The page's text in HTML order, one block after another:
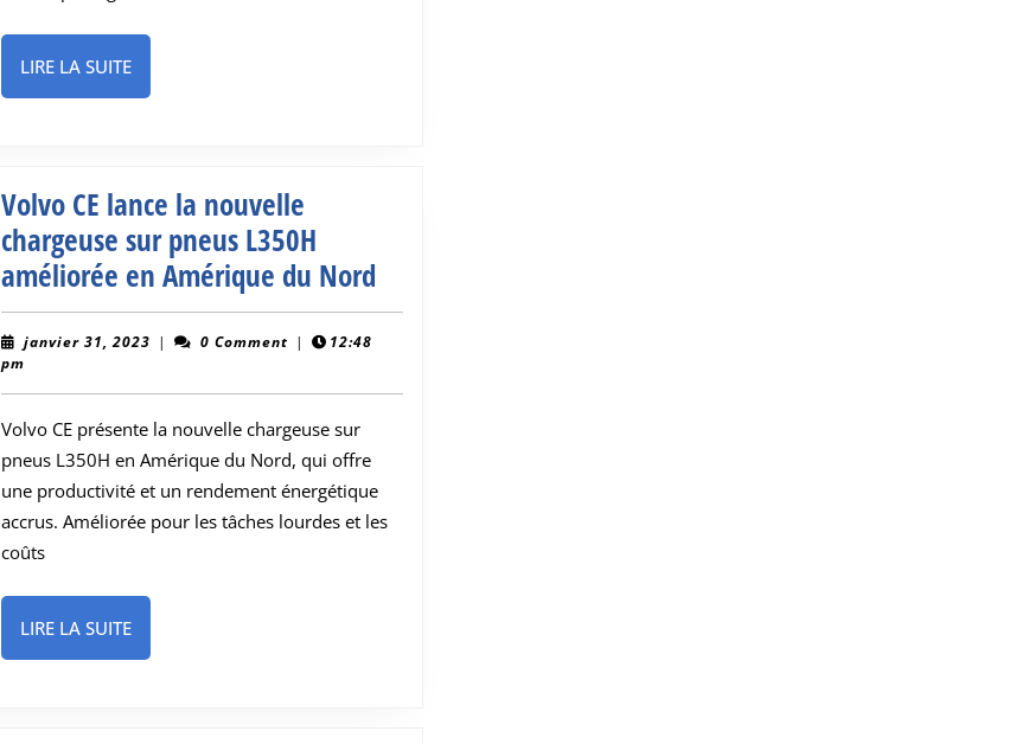
LIRE LA SUITELIRE
LA
Volvo CE lance la nouvelle
chargeuse sur pneus L350H
améliorée en Amérique du Nord
CE
sur
pneus
janvier 31, 2023 janvier
| 0 Comment |
12:48
pm
Volvo CE présente la nouvelle chargeuse sur
pneus L350H en Amérique du Nord, qui offre
une productivité et un rendement énergétique
accrus. Améliorée pour les tâches lourdes et les
coûts
LIRE LA SUITELIRE
LA